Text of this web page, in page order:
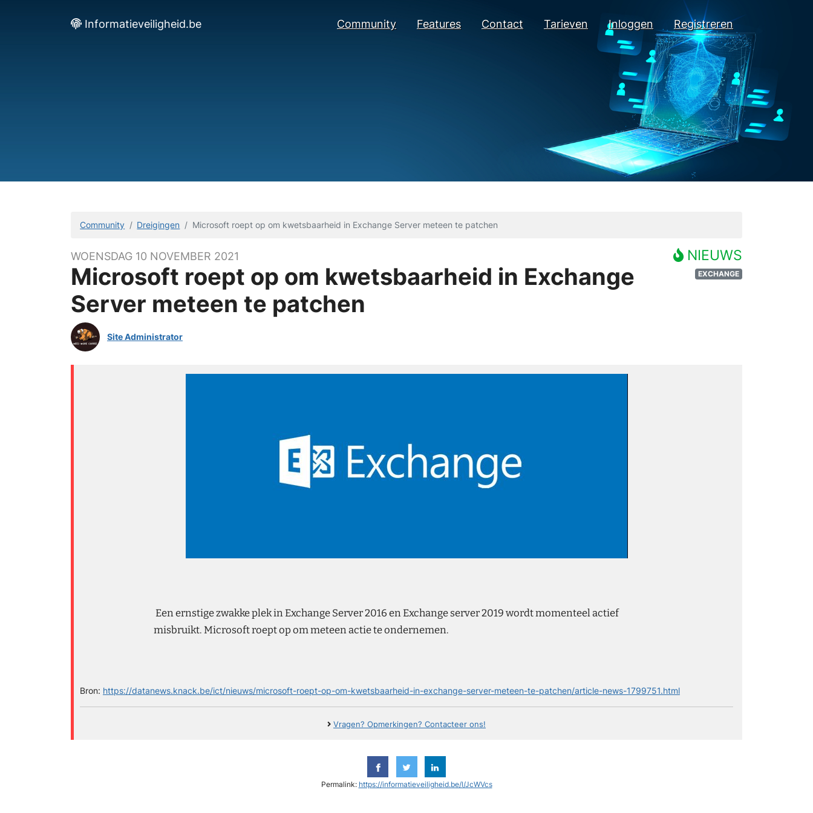
Informatieveiligheid.be Community Features Contact Tarieven Inloggen Registreren
Community Dreigingen Microsoft roept op om kwetsbaarheid in Exchange Server meteen te patchen
NIEUWS
EXCHANGE
WOENSDAG 10 NOVEMBER 2021
Microsoft roept op om kwetsbaarheid in Exchange
Server meteen te patchen
Site Administrator
Een ernstige zwakke plek in Exchange Server 2016 en Exchange server 2019 wordt momenteel actief
misbruikt. Microsoft roept op om meteen actie te ondernemen.
Bron: https://datanews.knack.be/ict/nieuws/microsoft-roept-op-om-kwetsbaarheid-in-exchange-server-meteen-te-patchen/article-news-1799751.html
Vragen? Opmerkingen? Contacteer ons!
Permalink: https://informatieveiligheid.be/l/JcWVcs